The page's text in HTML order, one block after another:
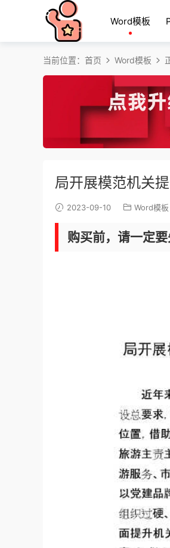
Word模板
当前位置： 首页 Word模板
局开展模范机关
2023-09-10 Word模板
购买前，请一定